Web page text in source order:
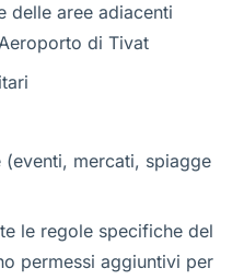
delle aree adiacenti
di Tivat
mercati, spiagge
le regole specifiche del
permessi aggiuntivi per